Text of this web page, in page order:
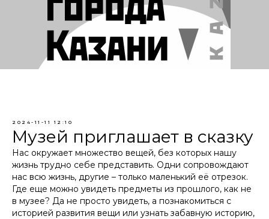
2024-11-11 12:10
Музей приглашает в сказку
Нас окружает множество вещей, без которых нашу
жизнь трудно себе представить. Одни сопровождают
нас всю жизнь, другие – только маленький её отрезок.
Где еще можно увидеть предметы из прошлого, как не
в музее? Да не просто увидеть, а познакомиться с
историей развития вещи или узнать забавную историю,